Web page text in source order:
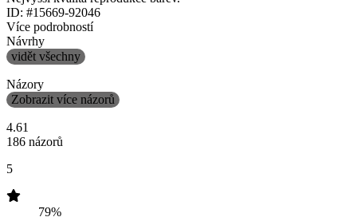
ID: #15669-92046
Více podrobností
Návrhy
vidět všechny
Názory
Zobrazit více názorů
4.61
186 názorů
5
79%